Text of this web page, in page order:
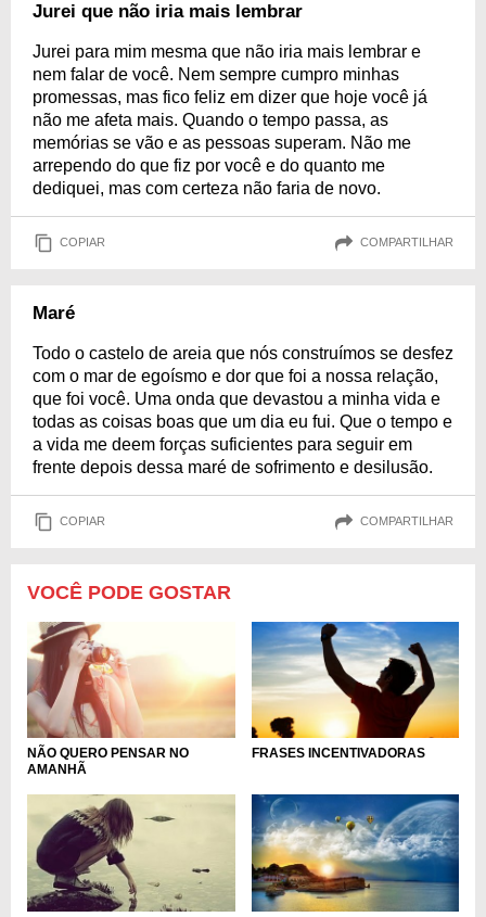
Jurei que não iria mais lembrar
Jurei para mim mesma que não iria mais lembrar e
nem falar de você. Nem sempre cumpro minhas
promessas, mas fico feliz em dizer que hoje você já
não me afeta mais. Quando o tempo passa, as
memórias se vão e as pessoas superam. Não me
arrependo do que fiz por você e do quanto me
dediquei, mas com certeza não faria de novo.
COPIAR COMPARTILHAR
Maré
Todo o castelo de areia que nós construímos se desfez
com o mar de egoísmo e dor que foi a nossa relação,
que foi você. Uma onda que devastou a minha vida e
todas as coisas boas que um dia eu fui. Que o tempo e
a vida me deem forças suficientes para seguir em
frente depois dessa maré de sofrimento e desilusão.
COPIAR COMPARTILHAR
VOCÊ PODE GOSTAR
NÃO QUERO PENSAR NO
AMANHÃ
FRASES INCENTIVADORAS